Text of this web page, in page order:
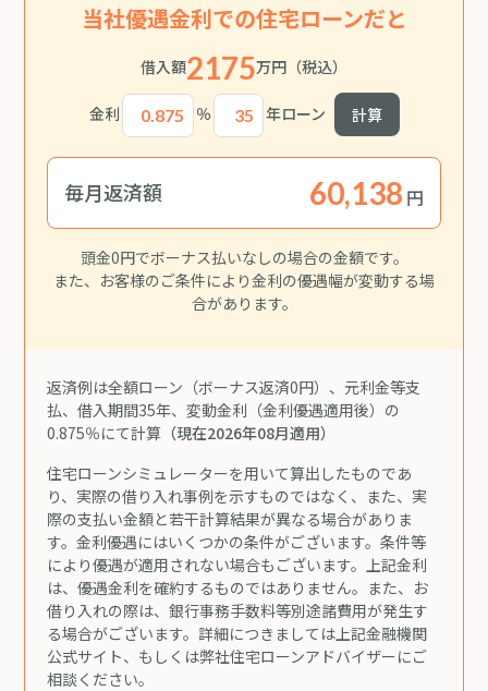
当社優遇金利での住宅ローンだと
借入額2175万円 （税込）
金利 ％ 年ローン 計算
毎月返済額 円
頭金0円でボーナス払いなしの場合の金額です。
また、お客様のご条件により金利の優遇幅が変動する場
合があります。
返済例は全額ローン（ボーナス返済0円）、元利金等支
払、借入期間35年、変動金利（金利優遇適用後）の
0.875％にて計算 （現在2026年08月適用）
住宅ローンシミュレーターを用いて算出したものであ
り、実際の借り入れ事例を示すものではなく、また、実
際の支払い金額と若干計算結果が異なる場合がありま
す。金利優遇にはいくつかの条件がございます。条件等
により優遇が適用されない場合もございます。上記金利
は、優遇金利を確約するものではありません。また、お
借り入れの際は、銀行事務手数料等別途諸費用が発生す
る場合がございます。詳細につきましては上記金融機関
公式サイト、もしくは弊社住宅ローンアドバイザーにご
相談ください。